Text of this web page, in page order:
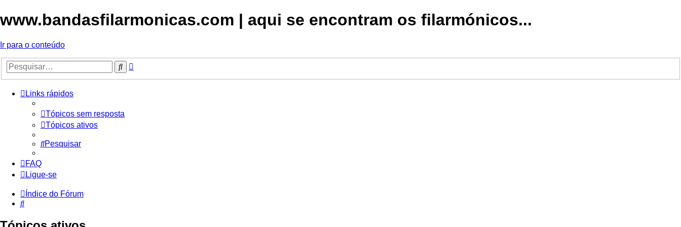
www.bandasfilarmonicas.com | aqui se encontram os filarmónicos...
Ir para o conteúdo
Pesquisar
Links rápidos
Tópicos sem resposta
Tópicos ativos
Pesquisar
FAQ
Ligue-se
Índice do Fórum
Pesquisar